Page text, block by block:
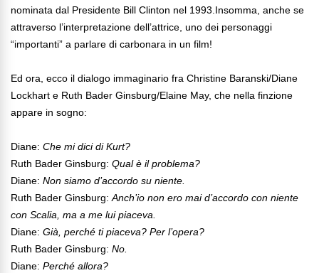
nominata dal Presidente Bill Clinton nel 1993.Insomma, anche se
attraverso l’interpretazione dell’attrice, uno dei personaggi
“importanti” a parlare di carbonara in un film!
Ed ora, ecco il dialogo immaginario fra Christine Baranski/Diane
Lockhart e Ruth Bader Ginsburg/Elaine May, che nella finzione
appare in sogno:
Diane: Che mi dici di Kurt?
Ruth Bader Ginsburg: Qual è il problema?
Diane: Non siamo d’accordo su niente.
Ruth Bader Ginsburg: Anch’io non ero mai d’accordo con niente
con Scalia, ma a me lui piaceva.
Diane: Già, perché ti piaceva? Per l’opera?
Ruth Bader Ginsburg: No.
Diane: Perché allora?